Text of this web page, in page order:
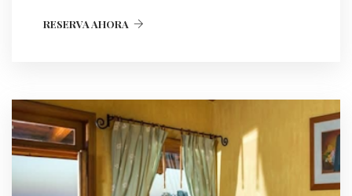
RESERVA AHORA